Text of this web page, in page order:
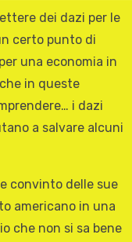
dei dazi per le
certo punto di
una economia in
in queste
i dazi
a salvare alcuni
convinto delle sue
americano in una
che non si sa bene